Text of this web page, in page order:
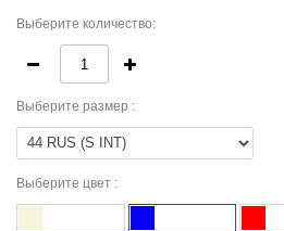
Выберите количество:
Выберите размер :
Выберите цвет :